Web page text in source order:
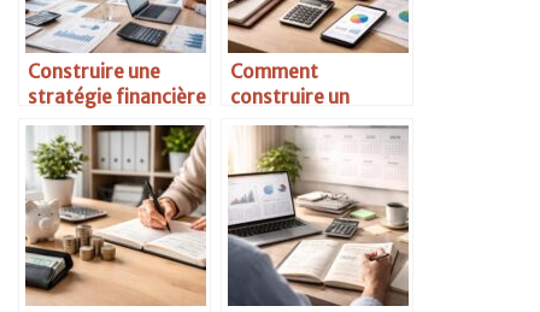
Construire une
stratégie financière
long terme
Comment
construire un
budget mensuel
efficace